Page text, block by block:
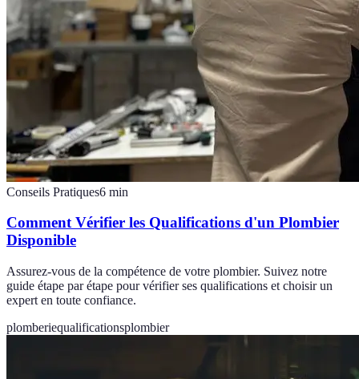
Conseils Pratiques6 min
Comment Vérifier les Qualifications d'un Plombier
Disponible
Assurez-vous de la compétence de votre plombier. Suivez notre
guide étape par étape pour vérifier ses qualifications et choisir un
expert en toute confiance.
plomberiequalificationsplombier